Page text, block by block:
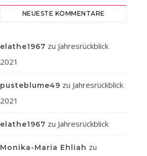
NEUESTE KOMMENTARE
elathe1967 zu Jahresrückblick
2021
pusteblume49 zu Jahresrückblick
2021
elathe1967 zu Jahresrückblick
Monika-Maria Ehliah zu